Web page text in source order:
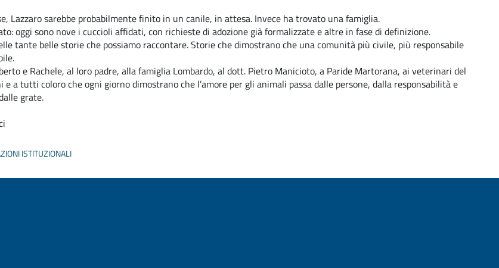
Lazzaro sarebbe probabilmente finito in un canile, in attesa. Invece ha trovato una famiglia.
oggi sono nove i cuccioli affidati, con richieste di adozione già formalizzate e altre in fase di definizione.
tante belle storie che possiamo raccontare. Storie che dimostrano che una comunità più civile, più responsabile
e Rachele, al loro padre, alla famiglia Lombardo, al dott. Pietro Manicioto, a Paride Martorana, ai veterinari del
a tutti coloro che ogni giorno dimostrano che l’amore per gli animali passa dalle persone, dalla responsabilità e
grate.
ISTITUZIONALI